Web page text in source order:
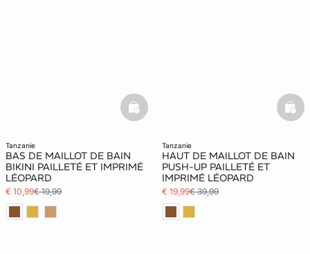
tanzanie
BAS DE MAILLOT DE BAIN
BIKINI PAILLETÉ ET IMPRIMÉ
LÉOPARD
€ 10,99€ 19,99
basketfull
tanzanie
HAUT DE MAILLOT DE BAIN
PUSH-UP PAILLETÉ ET
IMPRIMÉ LÉOPARD
€ 19,99€ 39,99